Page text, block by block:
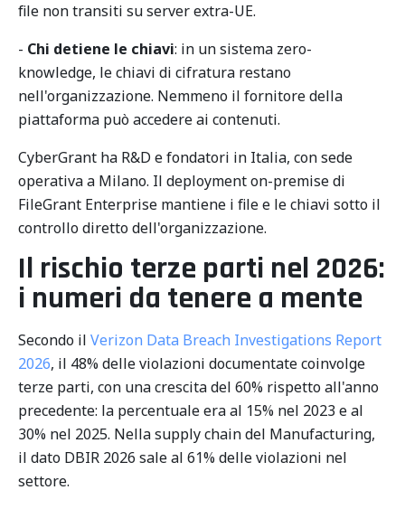
file non transiti su server extra-UE.
- Chi detiene le chiavi: in un sistema zero-
knowledge, le chiavi di cifratura restano
nell'organizzazione. Nemmeno il fornitore della
piattaforma può accedere ai contenuti.
CyberGrant ha R&D e fondatori in Italia, con sede
operativa a Milano. Il deployment on-premise di
FileGrant Enterprise mantiene i file e le chiavi sotto il
controllo diretto dell'organizzazione.
Il rischio terze parti nel 2026:
i numeri da tenere a mente
Secondo il Verizon Data Breach Investigations Report
2026, il 48% delle violazioni documentate coinvolge
terze parti, con una crescita del 60% rispetto all'anno
precedente: la percentuale era al 15% nel 2023 e al
30% nel 2025. Nella supply chain del Manufacturing,
il dato DBIR 2026 sale al 61% delle violazioni nel
settore.